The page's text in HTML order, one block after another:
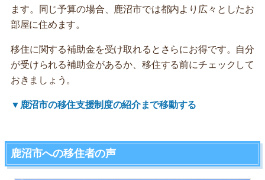
ます。同じ予算の場合、鹿沼市では都内より広々としたお
部屋に住めます。
移住に関する補助金を受け取れるとさらにお得です。自分
が受けられる補助金があるか、移住する前にチェックして
おきましょう。
▼鹿沼市の移住支援制度の紹介まで移動する
鹿沼市への移住者の声